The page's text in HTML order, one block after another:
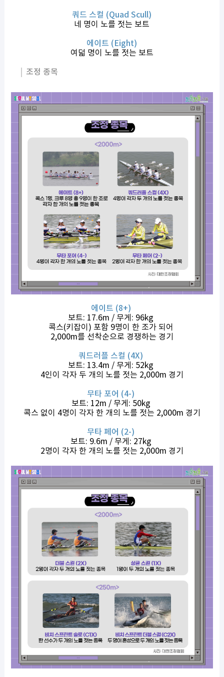
쿼드 스컬 (Quad Scull)
네 명이 노를 젓는 보트
에이트 (Eight)
여덟 명이 노를 젓는 보트
조정 종목
에이트 (8+)
보트: 17.6m / 무게: 96kg
콕스(키잡이) 포함 9명이 한 조가 되어
2,000m를 선착순으로 경쟁하는 경기
쿼드러플 스컬 (4X)
보트: 13.4m / 무게: 52kg
4인이 각자 두 개의 노를 젓는 2,000m 경기
무타 포어 (4-)
보트: 12m / 무게: 50kg
콕스 없이 4명이 각자 한 개의 노를 젓는 2,000m 경기
무타 페어 (2-)
보트: 9.6m / 무게: 27kg
2명이 각자 한 개의 노를 젓는 2,000m 경기